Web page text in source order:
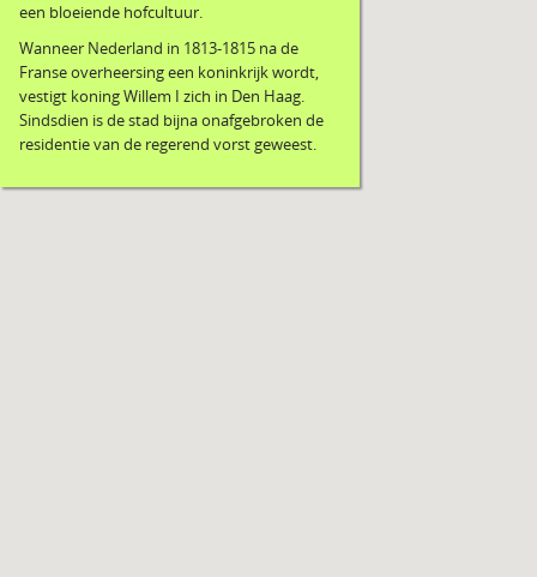
een bloeiende hofcultuur.
Wanneer Nederland in 1813-1815 na de
Franse overheersing een koninkrijk wordt,
vestigt koning Willem I zich in Den Haag.
Sindsdien is de stad bijna onafgebroken de
residentie van de regerend vorst geweest.